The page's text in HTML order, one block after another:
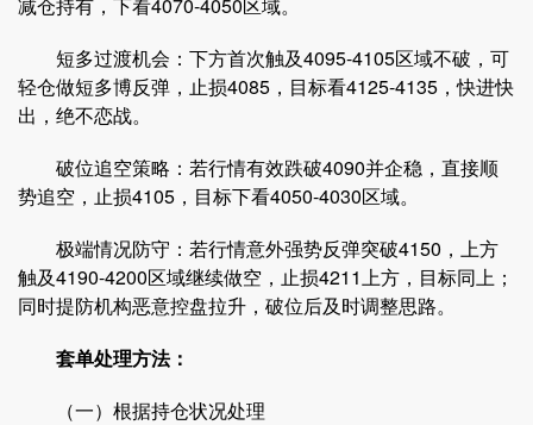
短多过渡机会：下方首次触及4095-4105区域不破，可
轻仓做短多博反弹，止损4085，目标看4125-4135，快进快
出，绝不恋战。
破位追空策略：若行情有效跌破4090并企稳，直接顺
势追空，止损4105，目标下看4050-4030区域。
极端情况防守：若行情意外强势反弹突破4150，上方
触及4190-4200区域继续做空，止损4211上方，目标同上；
同时提防机构恶意控盘拉升，破位后及时调整思路。
套单处理方法：
（一）根据持仓状况处理